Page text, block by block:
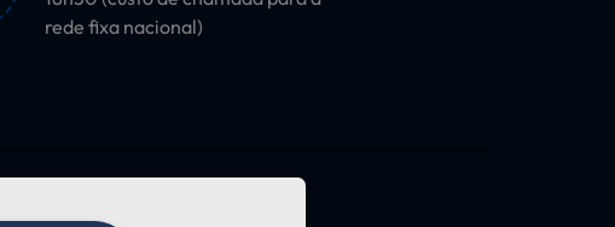
rede fixa nacional)